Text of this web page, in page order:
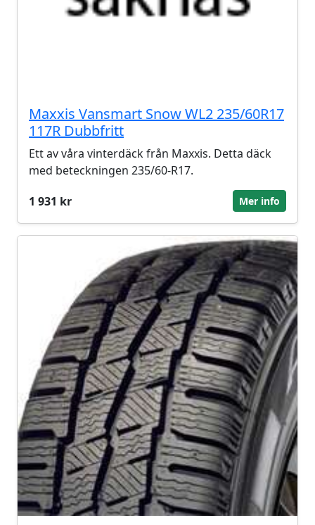
Maxxis Vansmart Snow WL2 235/60R17
117R Dubbfritt
Ett av våra vinterdäck från Maxxis. Detta däck
med beteckningen 235/60-R17.
1 931 kr
Mer info